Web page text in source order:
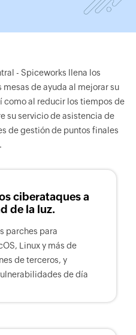
- Spiceworks llena los
de ayuda al mejorar su
al reducir los tiempos de
su servicio de asistencia de
de gestión de puntos finales
ciberataques a
de la luz.
parches para
Linux y más de
de terceros, y
de día